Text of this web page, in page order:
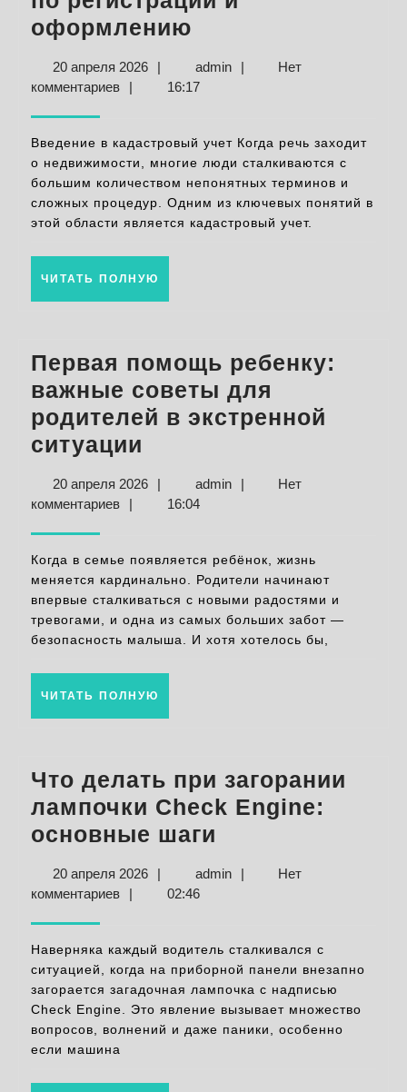
оформлению
недвижимости:
гид
по
регистрации
и
20 апреля 202620
апреля
| adminadmin
|
Нет
комментариев
| 16:17
Введение в кадастровый учет Когда речь заходит
о недвижимости, многие люди сталкиваются с
большим количеством непонятных терминов и
сложных процедур. Одним из ключевых понятий в
этой области является кадастровый учет.
ЧИТАТЬ ПОЛНУЮ
Первая помощь ребенку:
важные советы для
родителей в экстренной
ситуации
ребенку:
советы
для
родителей
в
ситуации
20 апреля 202620
апреля
| adminadmin
|
Нет
комментариев
| 16:04
Когда в семье появляется ребёнок, жизнь
меняется кардинально. Родители начинают
впервые сталкиваться с новыми радостями и
тревогами, и одна из самых больших забот —
безопасность малыша. И хотя хотелось бы,
ЧИТАТЬ ПОЛНУЮ
Что делать при загорании
лампочки Check Engine:
основные шаги
при
лампочки
Check
Engine:
основные
20 апреля 202620
апреля
| adminadmin
|
Нет
комментариев
| 02:46
Наверняка каждый водитель сталкивался с
ситуацией, когда на приборной панели внезапно
загорается загадочная лампочка с надписью
Check Engine. Это явление вызывает множество
вопросов, волнений и даже паники, особенно
если машина